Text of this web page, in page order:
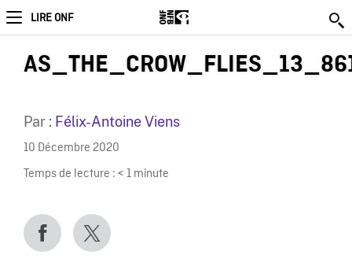
LIRE ONF
Par : Félix-Antoine Viens
10 Décembre 2020
Temps de lecture : < 1 minute